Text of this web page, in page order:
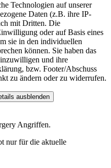
Technologien auf unserer
Daten (z.B. ihre IP-
mit Dritten. Die
oder auf Basis eines
sie in den individuellen
können. Sie haben das
und ihre
bzw. Footer/Abschuss
zu ändern oder zu widerrufen.
ausblenden
Angriffen.
nur für die aktuelle